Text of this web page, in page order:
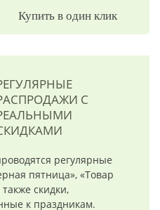
Купить в один клик
С
регулярные
пятница», «Товар
скидки,
к праздникам.